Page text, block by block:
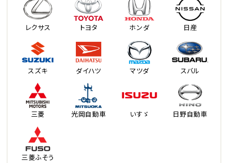
レクサス トヨタ ホンダ 日産
スズキ ダイハツ マツダ スバル
三菱 光岡自動車 いすゞ 日野自動車
三菱ふそう